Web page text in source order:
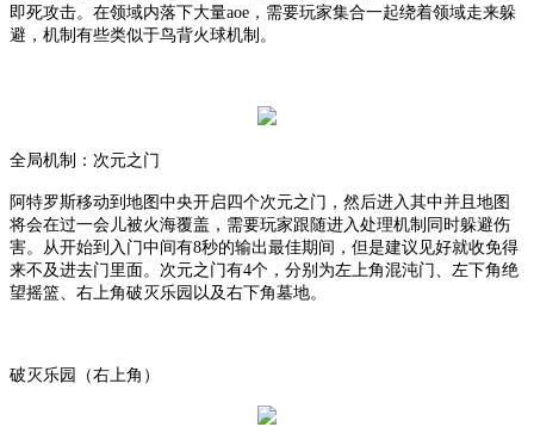
即死攻击。在领域内落下大量aoe，需要玩家集合一起绕着领域走来躲
避，机制有些类似于鸟背火球机制。
全局机制：次元之门
阿特罗斯移动到地图中央开启四个次元之门，然后进入其中并且地图
将会在过一会儿被火海覆盖，需要玩家跟随进入处理机制同时躲避伤
害。从开始到入门中间有8秒的输出最佳期间，但是建议见好就收免得
来不及进去门里面。次元之门有4个，分别为左上角混沌门、左下角绝
望摇篮、右上角破灭乐园以及右下角墓地。
破灭乐园（右上角）